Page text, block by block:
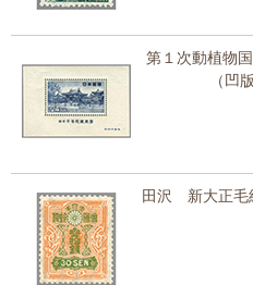
第１次動植物
（凹
田沢 新大正